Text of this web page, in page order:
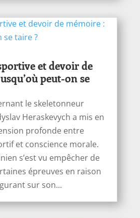
et devoir de
peut-on se
le skeletonneur
Heraskevych a mis en
profonde entre
et conscience morale.
s’est vu empêcher de
épreuves en raison
sur son...